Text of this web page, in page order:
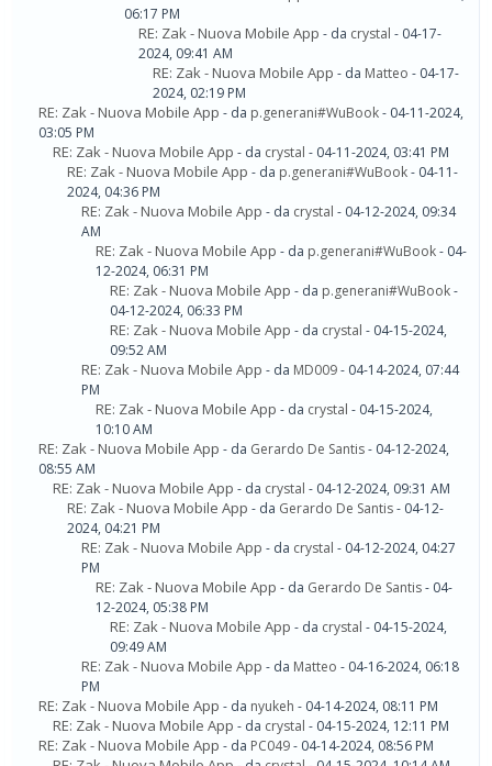
06:17 PM
RE: Zak - Nuova Mobile App - da crystal - 04-17-
2024, 09:41 AM
RE: Zak - Nuova Mobile App - da Matteo - 04-17-
2024, 02:19 PM
RE: Zak - Nuova Mobile App - da p.generani#WuBook- 04-11-2024,
03:05 PM
RE: Zak - Nuova Mobile App - da crystal - 04-11-2024, 03:41 PM
RE: Zak - Nuova Mobile App - da p.generani#WuBook- 04-11-
2024, 04:36 PM
RE: Zak - Nuova Mobile App - da crystal - 04-12-2024, 09:34
AM
RE: Zak - Nuova Mobile App - da p.generani#WuBook- 04-
12-2024, 06:31 PM
RE: Zak - Nuova Mobile App - da p.generani#WuBook-
04-12-2024, 06:33 PM
RE: Zak - Nuova Mobile App - da crystal - 04-15-2024,
09:52 AM
RE: Zak - Nuova Mobile App - da MD009- 04-14-2024, 07:44
PM
RE: Zak - Nuova Mobile App - da crystal - 04-15-2024,
10:10 AM
RE: Zak - Nuova Mobile App - da Gerardo De Santis- 04-12-2024,
08:55 AM
RE: Zak - Nuova Mobile App - da crystal - 04-12-2024, 09:31 AM
RE: Zak - Nuova Mobile App - da Gerardo De Santis- 04-12-
2024, 04:21 PM
RE: Zak - Nuova Mobile App - da crystal - 04-12-2024, 04:27
PM
RE: Zak - Nuova Mobile App - da Gerardo De Santis- 04-
12-2024, 05:38 PM
RE: Zak - Nuova Mobile App - da crystal - 04-15-2024,
09:49 AM
RE: Zak - Nuova Mobile App - da Matteo - 04-16-2024, 06:18
PM
RE: Zak - Nuova Mobile App - da nyukeh - 04-14-2024, 08:11 PM
RE: Zak - Nuova Mobile App - da crystal - 04-15-2024, 12:11 PM
RE: Zak - Nuova Mobile App - da PC049- 04-14-2024, 08:56 PM